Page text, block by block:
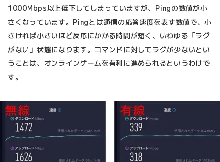
1000Mbps以上低下してしまっていますが、Pingの数値が小
さくなっています。Pingとは通信の応答速度を表す数値で、小
さければ小さいほど反応にかかる時間が短く、いわゆる「ラグ
がない」状態になります。コマンドに対してラグが少ないとい
うことは、オンラインゲームを有利に進められるというわけで
す。